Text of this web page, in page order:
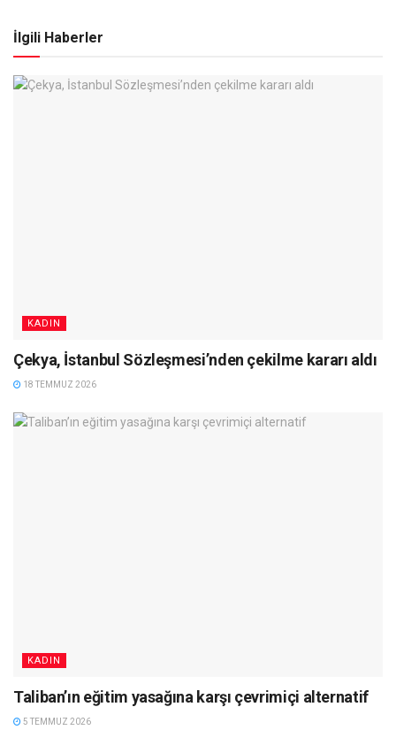
İlgili Haberler
KADIN
Çekya, İstanbul Sözleşmesi’nden çekilme kararı aldı
18 TEMMUZ 2026
KADIN
Taliban’ın eğitim yasağına karşı çevrimiçi alternatif
5 TEMMUZ 2026